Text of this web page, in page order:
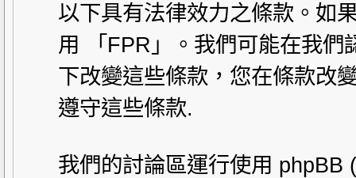
以下具有法律效力之條款。如
用 「FPR」。我們可能在我們
下改變這些條款，您在條款改
遵守這些條款.
我們的討論區運行使用 phpBB